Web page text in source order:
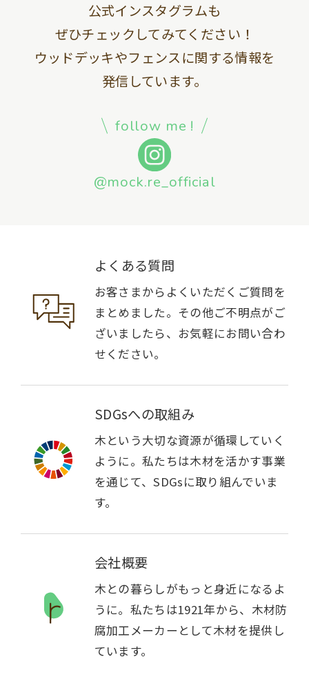
公式インスタグラムも
ぜひチェックしてみてください！
ウッドデッキやフェンスに関する情報を
発信しています。
follow me !
@mock.re_official
よくある質問
お客さまからよくいただくご質問を
まとめました。その他ご不明点がご
ざいましたら、お気軽にお問い合わ
せください。
SDGsへの取組み
木という大切な資源が循環していく
ように。私たちは木材を活かす事業
を通じて、SDGsに取り組んでいま
す。
会社概要
木との暮らしがもっと身近になるよ
うに。私たちは1921年から、木材防
腐加工メーカーとして木材を提供し
ています。